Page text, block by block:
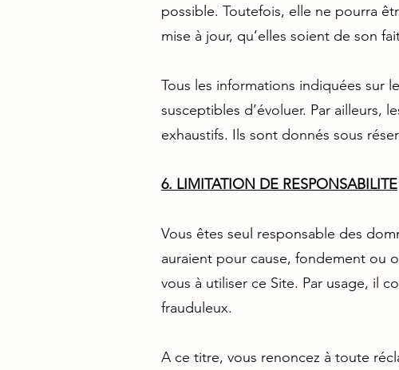
possible. Toutefois, elle ne pourra
mise à jour, qu’elles soient de son
Tous les informations indiquées sur
susceptibles d’évoluer. Par ailleurs,
exhaustifs. Ils sont donnés sous
6. LIMITATION DE RESPONSABILITE
Vous êtes seul responsable des
auraient pour cause, fondement ou
vous à utiliser ce Site. Par usage, il
frauduleux.
A ce titre, vous renoncez à toute